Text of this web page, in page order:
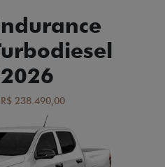
238.490,00